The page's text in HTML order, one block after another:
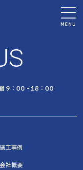
MENU
9：00 - 18：00
施工事例
会社概要